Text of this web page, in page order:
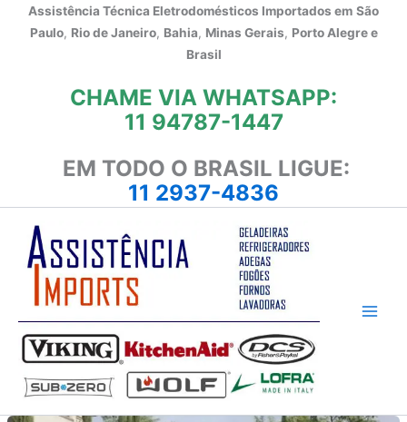
Assistência Técnica Eletrodomésticos Importados em São
Paulo, Rio de Janeiro, Bahia, Minas Gerais, Porto Alegre e
Brasil
CHAME VIA WHATSAPP:
11 94787-1447
EM TODO O BRASIL LIGUE:
11 2937-4836